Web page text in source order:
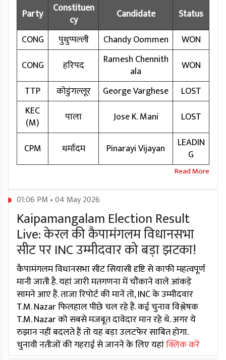
Party
Constituen
cy
Candidate
Status
CONG
पुथुप्पल्ली Chandy Oommen
WON
CONG
हरिपद
Ramesh Chennith
ala
WON
TTP
कोडुंगल्लूर George Varghese
LOST
KEC
(M)
पाला Jose K. Mani LOST
CPM धर्मादम Pinarayi Vijayan
LEADIN
G
01:06 PM • 04 May 2026
Kaipamangalam Election Result
Live: केरल की कैपामंगलम विधानसभा
सीट पर INC उम्मीदवार को बड़ा झटका!
कैपामंगलम विधानसभा सीट सियासी दृष्टि से काफी महत्वपूर्ण
मानी जाती है. यहां जारी मतगणना में चौंकाने वाले आंकड़े
सामने आए हैं. ताजा रिपोर्ट की मानें तो, INC के उम्मीदवार
T.M. Nazar फिलहाल पीछे चल रहे हैं. कई चुनाव विश्लेषक
T.M. Nazar को सबसे मजबूत दावेदार मान रहे थे. अगर ये
रुझान नहीं बदलते हैं तो यह बड़ा उलटफेर साबित होगा.
चुनावी नतीजों की गहराई से जानने के लिए यहांक्लिक करें